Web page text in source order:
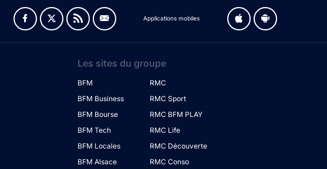
Applications mobiles
Les sites du groupe
BFM
BFM Business
BFM Bourse
BFM Tech
BFM Locales
BFM Alsace
RMC
RMC Sport
RMC BFM PLAY
RMC Life
RMC Découverte
RMC Conso